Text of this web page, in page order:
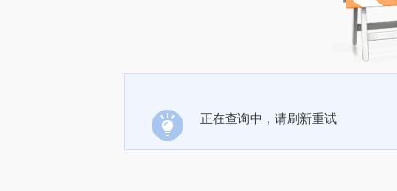
正在查询中，请刷新重试